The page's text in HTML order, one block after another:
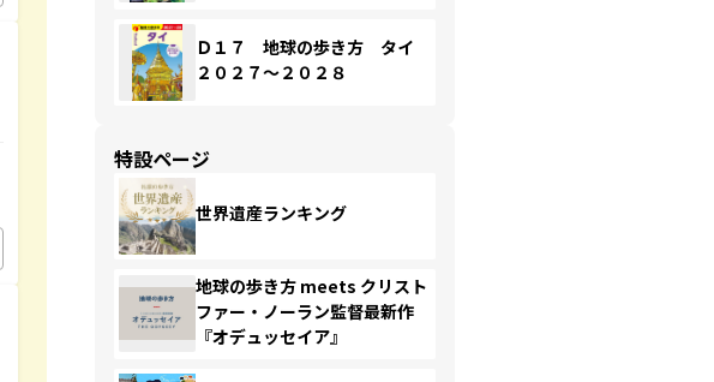
Ｄ１７ 地球の歩き方 タイ
２０２７～２０２８
特設ページ
世界遺産ランキング
地球の歩き方 meets クリスト
ファー・ノーラン監督最新作
『オデュッセイア』